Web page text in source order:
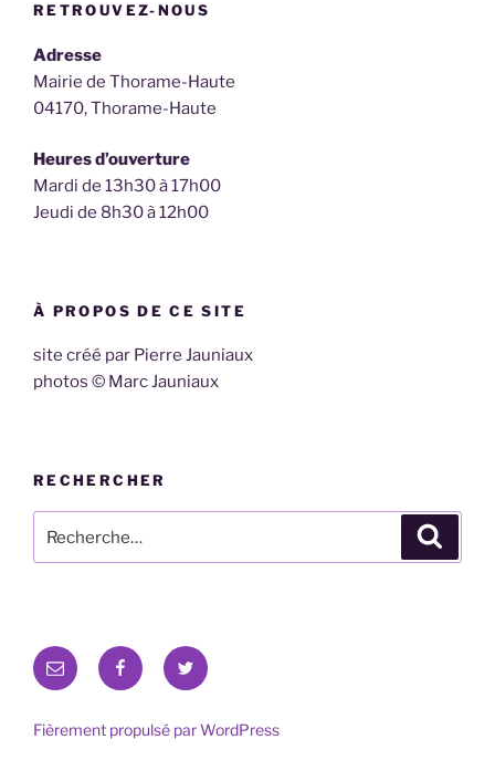
RETROUVEZ-NOUS
Adresse
Mairie de Thorame-Haute
04170, Thorame-Haute
Heures d’ouverture
Mardi de 13h30 à 17h00
Jeudi de 8h30 à 12h00
À PROPOS DE CE SITE
site créé par Pierre Jauniaux
photos © Marc Jauniaux
RECHERCHER
pour
E-
mail
FacebookTwitter
Fièrement propulsé par WordPress